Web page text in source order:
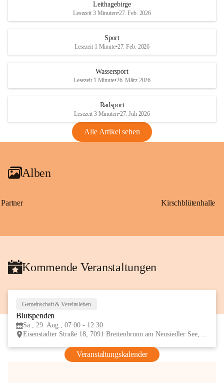
Maßnahmen zur Bekämpfung
Rebe und der Amerikanischen
Anhang VBl. EU Nr. 18
1 Seite•1,4 MB
VBl. EU Nr. 18_2026
Leithagebirge
Lesezeit 3 Minuten•27. Feb. 2026
Sport
Lesezeit 1 Minute•27. Feb. 2026
Wassersport
Lesezeit 1 Minute•26. März 2026
Radsport
Lesezeit 3 Minuten•27. Juli 2026
Alle Artikel sehen
Alben
Partner Kirschblütenhalle
Kommende Veranstaltungen
Gemeinschaft & Vereinsleben
Blutspenden
Sa., 29. Aug., 07:00 - 12:30
Eisenstädter Straße 18, 7091 Breitenbrunn am Neusiedler See, AUT
Veranstaltungskalender